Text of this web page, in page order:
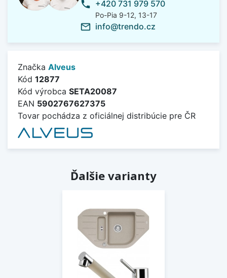
phone +420 731 979 570
Po-Pia 9-12, 13-17
mail_outline info@trendo.cz
Značka Alveus
Kód 12877
Kód výrobca SETA20087
EAN 5902767627375
Tovar pochádza z oficiálnej distribúcie pre ČR
Ďalšie varianty